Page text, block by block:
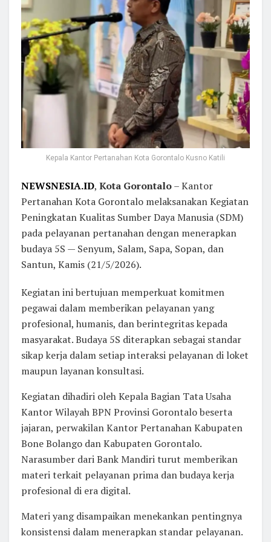
Kepala Kantor Pertanahan Kota Gorontalo Kusno Katili
NEWSNESIA.ID, Kota Gorontalo– Kantor
Pertanahan Kota Gorontalo melaksanakan Kegiatan
Peningkatan Kualitas Sumber Daya Manusia (SDM)
pada pelayanan pertanahan dengan menerapkan
budaya 5S — Senyum, Salam, Sapa, Sopan, dan
Santun, Kamis (21/5/2026).
Kegiatan ini bertujuan memperkuat komitmen
pegawai dalam memberikan pelayanan yang
profesional, humanis, dan berintegritas kepada
masyarakat. Budaya 5S diterapkan sebagai standar
sikap kerja dalam setiap interaksi pelayanan di loket
maupun layanan konsultasi.
Kegiatan dihadiri oleh Kepala Bagian Tata Usaha
Kantor Wilayah BPN Provinsi Gorontalo beserta
jajaran, perwakilan Kantor Pertanahan Kabupaten
Bone Bolango dan Kabupaten Gorontalo.
Narasumber dari Bank Mandiri turut memberikan
materi terkait pelayanan prima dan budaya kerja
profesional di era digital.
Materi yang disampaikan menekankan pentingnya
konsistensi dalam menerapkan standar pelayanan.